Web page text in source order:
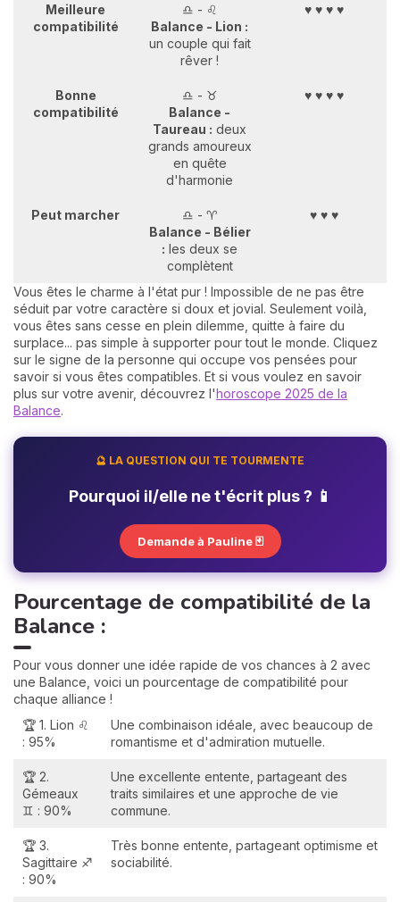
Meilleure
compatibilité
♎ - ♌
Balance - Lion :
un couple qui fait
rêver !
♥ ♥ ♥ ♥
Bonne
compatibilité
♎ - ♉
Balance -
Taureau : deux
grands amoureux
en quête
d'harmonie
♥ ♥ ♥ ♥
Peut marcher
♎ - ♈
Balance - Bélier
: les deux se
complètent
♥ ♥ ♥
Vous êtes le charme à l'état pur ! Impossible de ne pas être
séduit par votre caractère si doux et jovial. Seulement voilà,
vous êtes sans cesse en plein dilemme, quitte à faire du
surplace... pas simple à supporter pour tout le monde. Cliquez
sur le signe de la personne qui occupe vos pensées pour
savoir si vous êtes compatibles. Et si vous voulez en savoir
plus sur votre avenir, découvrez l'horoscope 2025 de la
Balance.
🔮 LA QUESTION QUI TE TOURMENTE
Pourquoi il/elle ne t'écrit plus ? 📱
Demande à Pauline 🃏
Pourcentage de compatibilité de la
Balance :
Pour vous donner une idée rapide de vos chances à 2 avec
une Balance, voici un pourcentage de compatibilité pour
chaque alliance !
🏆 1. Lion ♌
: 95%
Une combinaison idéale, avec beaucoup de
romantisme et d'admiration mutuelle.
🏆 2.
Gémeaux
♊ : 90%
Une excellente entente, partageant des
traits similaires et une approche de vie
commune.
🏆 3.
Sagittaire ♐
: 90%
Très bonne entente, partageant optimisme et
sociabilité.